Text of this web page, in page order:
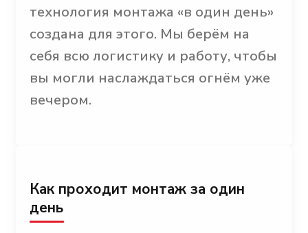
технология монтажа «в один день»
создана для этого. Мы берём на
себя всю логистику и работу, чтобы
вы могли наслаждаться огнём уже
вечером.
Как проходит монтаж за один
день